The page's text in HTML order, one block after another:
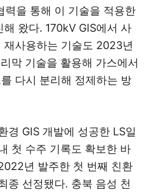
력을 통해 이 기술을 적용한
왔다. 170kV GIS에서 사
재사용하는 기술도 2023년
막 기술을 활용해 가스에서
다시 분리해 정제하는 방
경 GIS 개발에 성공한 LS일
첫 수주 기록도 확보한 바
년 발주한 첫 번째 친환
종 선정됐다. 충북 음성 천